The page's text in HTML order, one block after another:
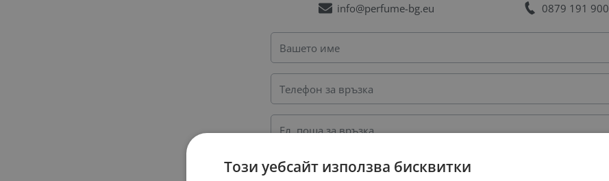
info@perfume-bg.eu 0879 191 900
Вашето име
Телефон за връзка
Ел. поща за връзка
Запитване
Този уебсайт използва бисквитки